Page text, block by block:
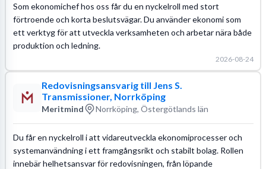
Som ekonomichef hos oss får du en nyckelroll med stort
förtroende och korta beslutsvägar. Du använder ekonomi som
ett verktyg för att utveckla verksamheten och arbetar nära både
produktion och ledning.
2026-08-24
Redovisningsansvarig till Jens S.
Transmissioner, Norrköping
Meritmind Norrköping, Östergötlands län
Du får en nyckelroll i att vidareutveckla ekonomiprocesser och
systemanvändning i ett framgångsrikt och stabilt bolag. Rollen
innebär helhetsansvar för redovisningen, från löpande